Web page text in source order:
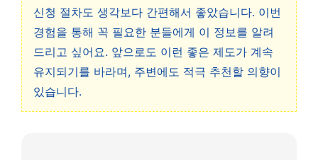
신청 절차도 생각보다 간편해서 좋았습니다. 이번
경험을 통해 꼭 필요한 분들에게 이 정보를 알려
드리고 싶어요. 앞으로도 이런 좋은 제도가 계속
유지되기를 바라며, 주변에도 적극 추천할 의향이
있습니다.